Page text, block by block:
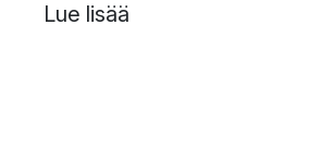
Lue lisää